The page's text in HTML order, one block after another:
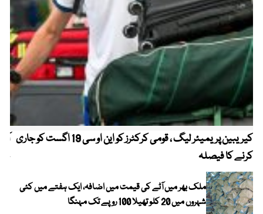
کیریبین پریمیئر لیگ ، قومی کرکٹرز کو این او سی 19 اگست کو جاری
کرنے کا فیصلہ
ملک بھر میں آٹے کی قیمت میں اضافہ، ایک ہفتے میں کئی
شہروں میں 20 کلو تھیلا 100 روپے تک مہنگا